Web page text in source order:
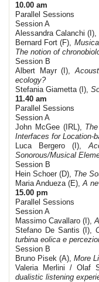
10.00 am
Parallel Sessions
Session A
Alessandra Calanchi (I),
Bernard Fort (F),
The notion of
Session B
Albert Mayr (I),
ecology?
Stefania Giametta (I),
11.40 am
Parallel Sessions
Session A
John McGee (IRL),
Interfaces for Location-
Luca Bergero (I),
Sonorous/Musical
Session B
Hein Schoer (D), The
Maria Andueza (E),A
15.00 pm
Parallel Sessions
Session A
Massimo Cavallaro (I),
Stefano De Santis (I),
turbina eolica e
Session B
Bruno Pisek (A), More
Valeria Merlini / Olaf
dualistic listening